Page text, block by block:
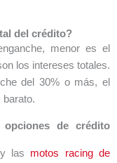
del crédito?
menor es el
los intereses totales.
del 30% o más, el
de crédito
las
motos racing de